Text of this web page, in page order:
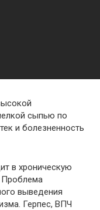
сыпью по
и болезненность
в хроническую
Проблема
выведения
Герпес, ВПЧ